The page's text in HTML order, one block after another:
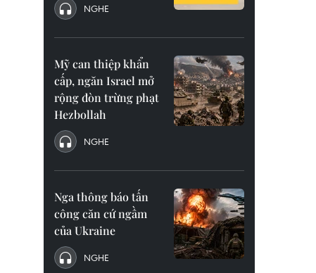
NGHE
Mỹ can thiệp khẩn
cấp, ngăn Israel mở
rộng đòn trừng phạt
Hezbollah
NGHE
Nga thông báo tấn
công căn cứ ngầm
của Ukraine
NGHE